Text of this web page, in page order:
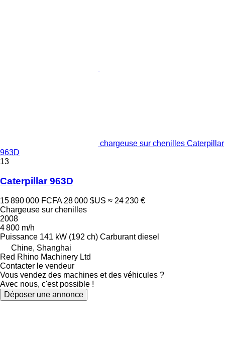
chargeuse sur chenilles Caterpillar
963D
13
Caterpillar 963D
15 890 000 FCFA 28 000 $US ≈ 24 230 €
Chargeuse sur chenilles
2008
4 800 m/h
Puissance 141 kW (192 ch) Carburant diesel
Chine, Shanghai
Red Rhino Machinery Ltd
Contacter le vendeur
Vous vendez des machines et des véhicules ?
Avec nous, c'est possible !
Déposer une annonce